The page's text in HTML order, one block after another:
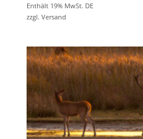
Enthält 19% MwSt. DE
zzgl. Versand